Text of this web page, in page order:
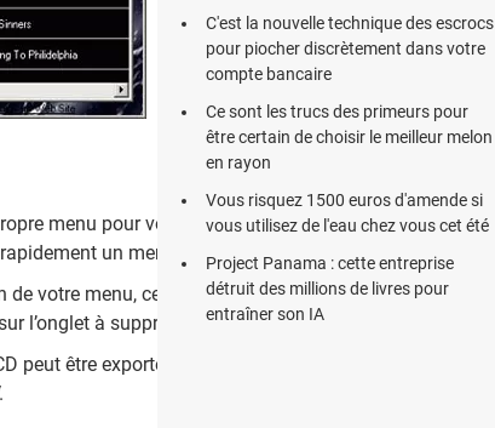
menu pour vos compilations en CD. Très simple,
un menu CD.
votre menu, celui-ci est toujours susceptible d’être
l’onglet à supprimer ou pour créer un nouveau.
peut être exporté grâce à l’outil de génération qui vous
C'est la nouvelle technique des escrocs
pour piocher discrètement dans votre
compte bancaire
Ce sont les trucs des primeurs pour
être certain de choisir le meilleur melon
en rayon
Vous risquez 1500 euros d'amende si
vous utilisez de l'eau chez vous cet été
Project Panama : cette entreprise
détruit des millions de livres pour
entraîner son IA